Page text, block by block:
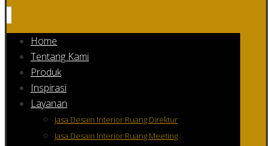
Home
Tentang Kami
Produk
Inspirasi
Layanan
Jasa Desain Interior Ruang Direktur
Jasa Desain Interior Ruang Meeting